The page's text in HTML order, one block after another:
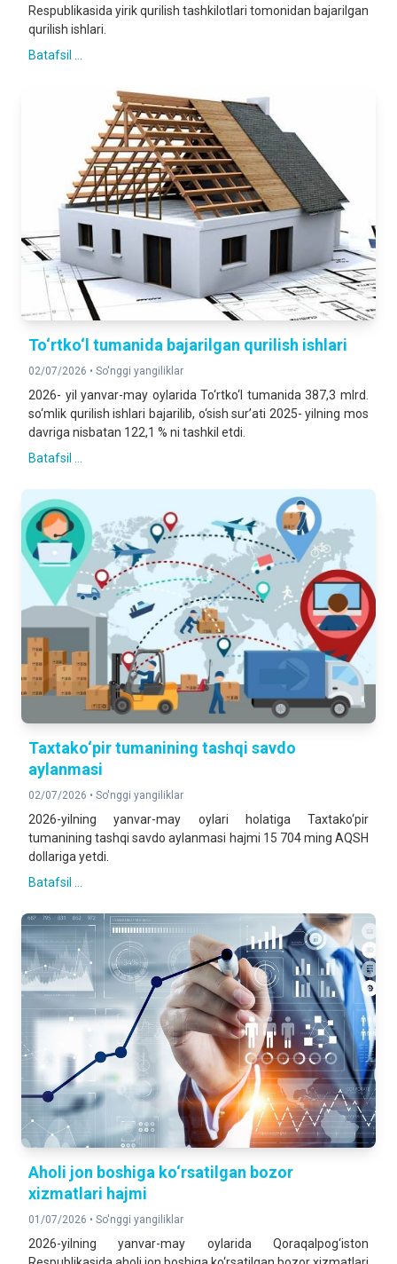
Respublikasida yirik qurilish tashkilotlari tomonidan bajarilgan
qurilish ishlari.
Batafsil ...
To‘rtko‘l tumanida bajarilgan qurilish ishlari
02/07/2026 • So'nggi yangiliklar
2026- yil yanvar-may oylarida To‘rtko‘l tumanida 387,3 mlrd.
so‘mlik qurilish ishlari bajarilib, o‘sish sur’ati 2025- yilning mos
davriga nisbatan 122,1 % ni tashkil etdi.
Batafsil ...
Taxtako‘pir tumanining tashqi savdo
aylanmasi
02/07/2026 • So'nggi yangiliklar
2026-yilning yanvar-may oylari holatiga Taxtako‘pir
tumanining tashqi savdo aylanmasi hajmi 15 704 ming AQSH
dollariga yetdi.
Batafsil ...
Aholi jon boshiga ko‘rsatilgan bozor
xizmatlari hajmi
01/07/2026 • So'nggi yangiliklar
2026-yilning yanvar-may oylarida Qoraqalpog‘iston